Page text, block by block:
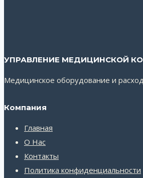
УПРАВЛЕНИЕ МЕДИЦИНСКОЙ
Медицинское оборудование и
Компания
Главная
О Нас
Контакты
Политика конфиденциальности